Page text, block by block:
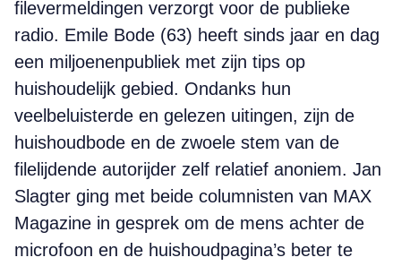
filevermeldingen verzorgt voor de publieke
radio. Emile Bode (63) heeft sinds jaar en dag
een miljoenenpubliek met zijn tips op
huishoudelijk gebied. Ondanks hun
veelbeluisterde en gelezen uitingen, zijn de
huishoudbode en de zwoele stem van de
filelijdende autorijder zelf relatief anoniem. Jan
Slagter ging met beide columnisten van MAX
Magazine in gesprek om de mens achter de
microfoon en de huishoudpagina’s beter te